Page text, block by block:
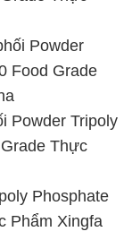
Powder Tripoly
Thực
Phosphate
Phẩm Xingfa
HÓA CHẤT